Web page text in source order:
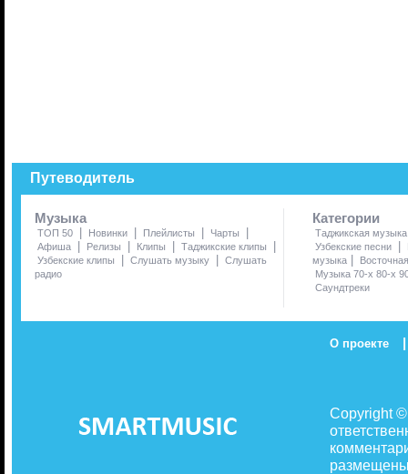
Путеводитель
Музыка
ТОП 50 | Новинки | Плейлисты | Чарты |
Афиша | Релизы | Клипы | Таджикские клипы |
Узбекские клипы | Слушать музыку | Слушать
радио
Категории
Таджикская музыка
Узбекские песни
|
музыка |
Музыка 70-х 80-х
Саундтреки
О проекте |
Copyright
размещены